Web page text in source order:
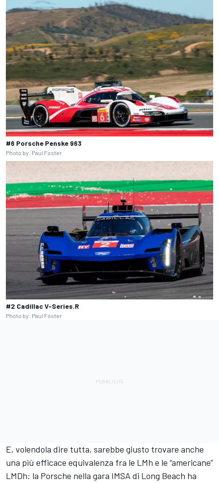
#6 Porsche Penske 963
Photo by: Paul Foster
#2 Cadillac V-Series.R
Photo by: Paul Foster
E, volendola dire tutta, sarebbe giusto trovare anche
una più efficace equivalenza fra le LMh e le “americane”
LMDh: la Porsche nella gara IMSA di Long Beach ha